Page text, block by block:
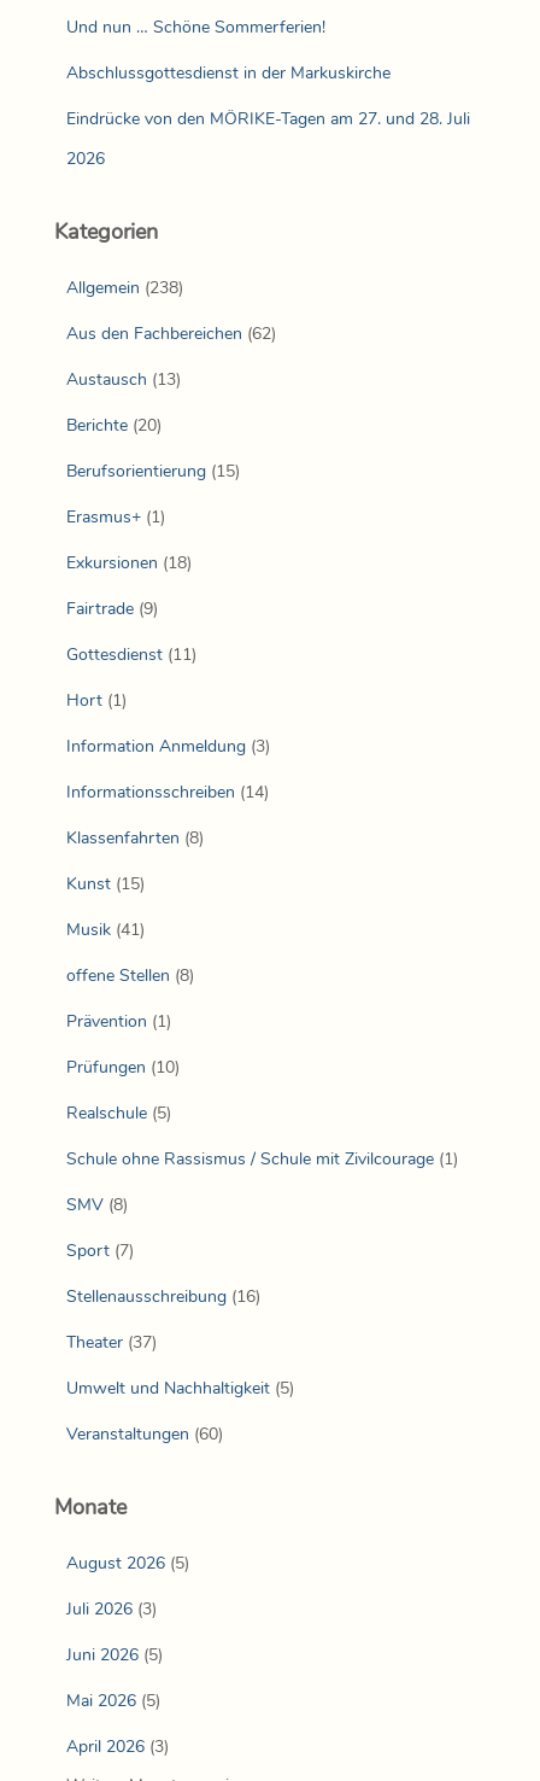
Und nun … Schöne Sommerferien!
Abschlussgottesdienst in der Markuskirche
Eindrücke von den MÖRIKE-Tagen am 27. und 28. Juli
2026
Kategorien
Allgemein (238)
Aus den Fachbereichen (62)
Austausch (13)
Berichte (20)
Berufsorientierung (15)
Erasmus+ (1)
Exkursionen (18)
Fairtrade (9)
Gottesdienst (11)
Hort (1)
Information Anmeldung (3)
Informationsschreiben (14)
Klassenfahrten (8)
Kunst (15)
Musik (41)
offene Stellen (8)
Prävention (1)
Prüfungen (10)
Realschule (5)
Schule ohne Rassismus / Schule mit Zivilcourage (1)
SMV (8)
Sport (7)
Stellenausschreibung (16)
Theater (37)
Umwelt und Nachhaltigkeit (5)
Veranstaltungen (60)
Monate
August 2026 (5)
Juli 2026 (3)
Juni 2026 (5)
Mai 2026 (5)
April 2026 (3)